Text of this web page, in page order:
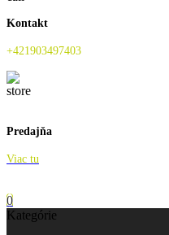
Kontakt
+421903497403
Predajňa
Viac tu
0
Kategórie